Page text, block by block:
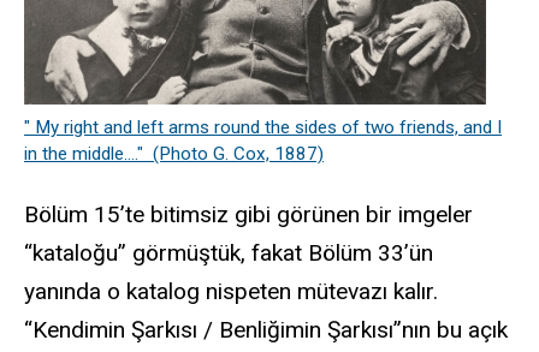
" My right and left arms round the sides of two friends, and I
in the middle...." (Photo G. Cox, 1887)
Bölüm 15’te bitimsiz gibi görünen bir imgeler
“kataloğu” görmüştük, fakat Bölüm 33’ün
yanında o katalog nispeten mütevazı kalır.
“Kendimin Şarkısı / Benliğimin Şarkısı”nın bu açık